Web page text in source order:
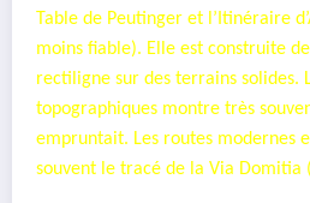
Table de Peutinger et l’Itinéraire
moins fiable). Elle est construite
rectiligne sur des terrains solides.
topographiques montre très
empruntait. Les routes modernes
souvent le tracé de la Via Domitia